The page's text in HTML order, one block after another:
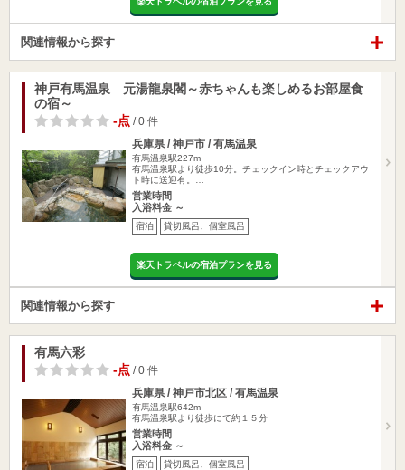
関連情報から探す
神戸有馬温泉 元湯龍泉閣～赤ちゃんも楽しめるお部屋食
の宿～
-点 / 0 件
兵庫県 / 神戸市 / 有馬温泉
有馬温泉駅227m
有馬温泉駅より徒歩10分。チェックイン時とチェックアウ
ト時に送迎有。…
営業時間
入浴料金 ～
宿泊 貸切風呂、個室風呂
楽天トラベルの宿泊プランを見る
関連情報から探す
有馬六彩
-点 / 0 件
兵庫県 / 神戸市北区 / 有馬温泉
有馬温泉駅642m
有馬温泉駅より徒歩にて約１５分
営業時間
入浴料金 ～
宿泊 貸切風呂、個室風呂